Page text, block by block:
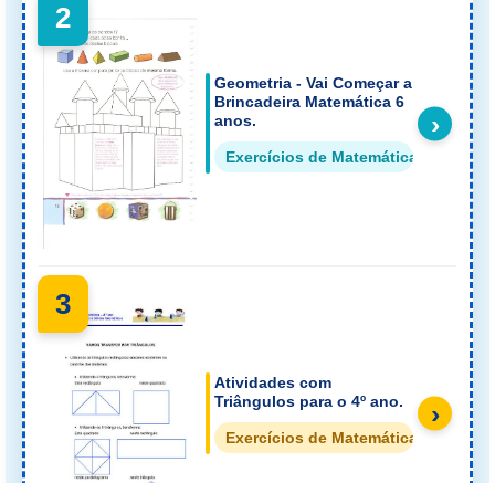
2
Geometria - Vai Começar a
Brincadeira Matemática 6
anos.
Exercícios de Matemática Formas
›
3
Atividades com
Triângulos para o 4º ano.
Exercícios de Matemática Formas
›